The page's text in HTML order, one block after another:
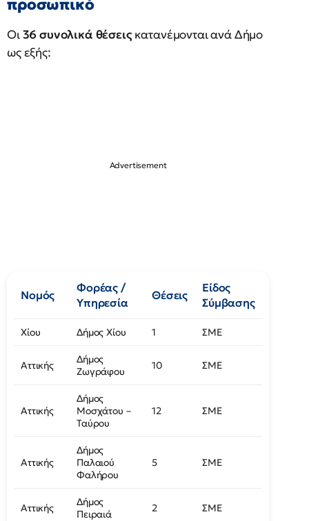
προσωπικό
Οι36 συνολικά θέσειςκατανέμονται ανά Δήμο
ως εξής:
Νομός
Φορέας /
Υπηρεσία
Θέσεις
Είδος
Σύμβασης
Χίου Δήμος Χίου 1 ΣΜΕ
Αττικής
Δήμος
Ζωγράφου
10 ΣΜΕ
Αττικής
Δήμος
Μοσχάτου –
Ταύρου
12 ΣΜΕ
Αττικής
Δήμος
Παλαιού
Φαλήρου
5 ΣΜΕ
Αττικής
Δήμος
Πειραιά
2 ΣΜΕ